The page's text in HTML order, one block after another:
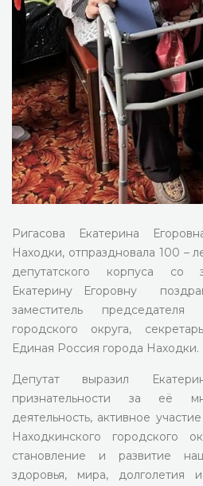
Ригасова Екатерина
Находки, отпраздновала 100 –
депутатского корпуса со
Екатерину Егоровну
заместитель
городского округа,
Единая Россия города Находки.
Депутат выразил
признательности за её
деятельность, активное
Находкинского городского
становление и развитие
здоровья, мира, долголетия